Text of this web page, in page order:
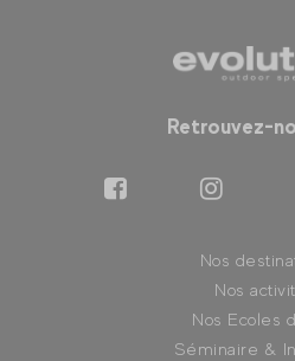
Retrouvez-
Nos
Nos
Nos Ecoles
Séminaire &